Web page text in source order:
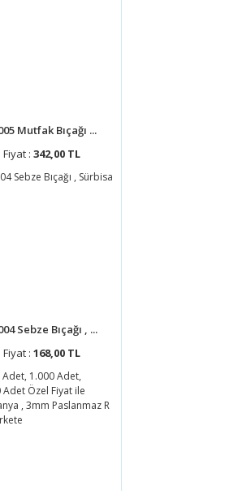
Mutfak Bıçağı ...
Fiyat : 342,00 TL
Sebze Bıçağı , ...
Fiyat : 168,00 TL